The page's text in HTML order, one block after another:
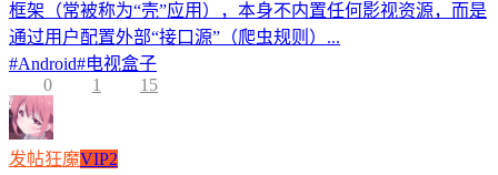
框架（常被称为“壳”应用），本身不内置任何影视资源，而是
通过用户配置外部“接口源”（爬虫规则）...
#Android#电视盒子
0
1 15
发帖狂魔VIP2